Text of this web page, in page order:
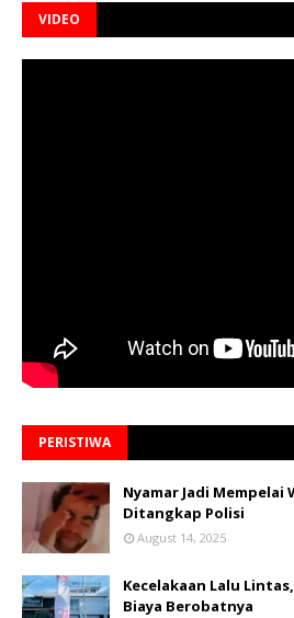
VIDEO
PERISTIWA
Nyamar Jadi Mempelai
Ditangkap Polisi
August 14, 2025
Kecelakaan Lalu
Biaya Berobatnya